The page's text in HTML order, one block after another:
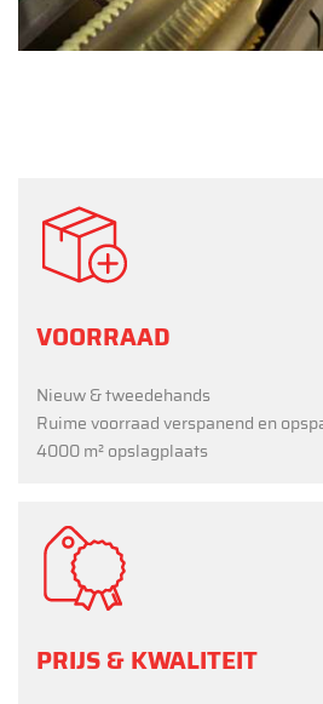
VOORRAAD
Nieuw & tweedehands
Ruime voorraad verspanend en
4000 m² opslagplaats
PRIJS & KWALITEIT